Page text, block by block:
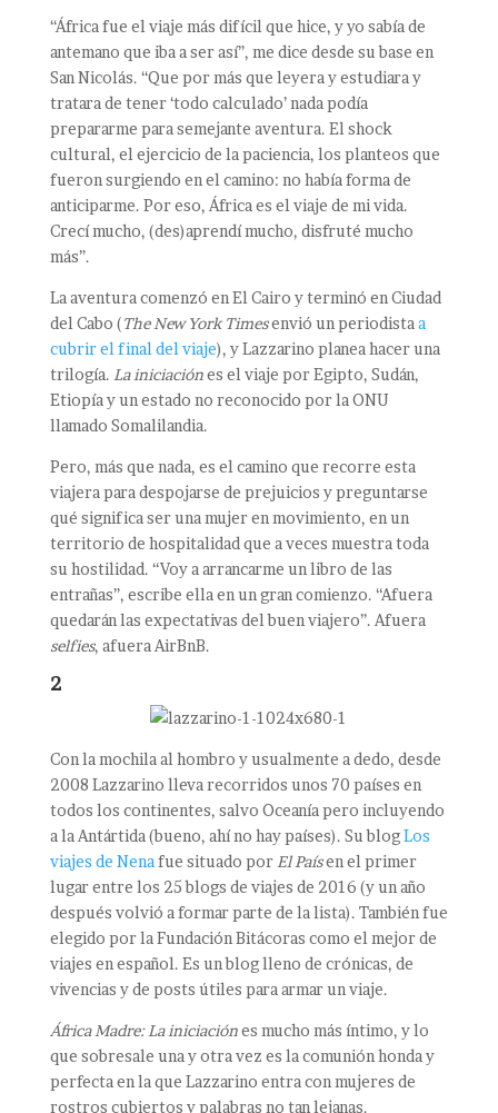
“África fue el viaje más difícil que hice, y yo sabía de
antemano que iba a ser así”, me dice desde su base en
San Nicolás. “Que por más que leyera y estudiara y
tratara de tener ‘todo calculado’ nada podía
prepararme para semejante aventura. El shock
cultural, el ejercicio de la paciencia, los planteos que
fueron surgiendo en el camino: no había forma de
anticiparme. Por eso, África es el viaje de mi vida.
Crecí mucho, (des)aprendí mucho, disfruté mucho
más”.
La aventura comenzó en El Cairo y terminó en Ciudad
del Cabo (The New York Timesenvió un periodista a
cubrir el final del viaje), y Lazzarino planea hacer una
trilogía. La iniciaciónes el viaje por Egipto, Sudán,
Etiopía y un estado no reconocido por la ONU
llamado Somalilandia.
Pero, más que nada, es el camino que recorre esta
viajera para despojarse de prejuicios y preguntarse
qué significa ser una mujer en movimiento, en un
territorio de hospitalidad que a veces muestra toda
su hostilidad. “Voy a arrancarme un libro de las
entrañas”, escribe ella en un gran comienzo. “Afuera
quedarán las expectativas del buen viajero”. Afuera
selfies, afuera AirBnB.
2
Con la mochila al hombro y usualmente a dedo, desde
2008 Lazzarino lleva recorridos unos 70 países en
todos los continentes, salvo Oceanía pero incluyendo
a la Antártida (bueno, ahí no hay países). Su blogLos
viajes de Nena fue situado por El Paísen el primer
lugar entre los 25 blogs de viajes de 2016 (y un año
después volvió a formar parte de la lista). También fue
elegido por la Fundación Bitácoras como el mejor de
viajes en español. Es un blog lleno de crónicas, de
vivencias y de posts útiles para armar un viaje.
África Madre: La iniciaciónes mucho más íntimo, y lo
que sobresale una y otra vez es la comunión honda y
perfecta en la que Lazzarino entra con mujeres de
rostros cubiertos y palabras no tan lejanas.